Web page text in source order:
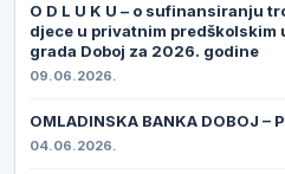
O D L U K U – o sufinansiranju
djece u privatnim predškolskim
grada Doboj za 2026. godine
09.06.2026.
OMLADINSKA BANKA DOBOJ –
04.06.2026.